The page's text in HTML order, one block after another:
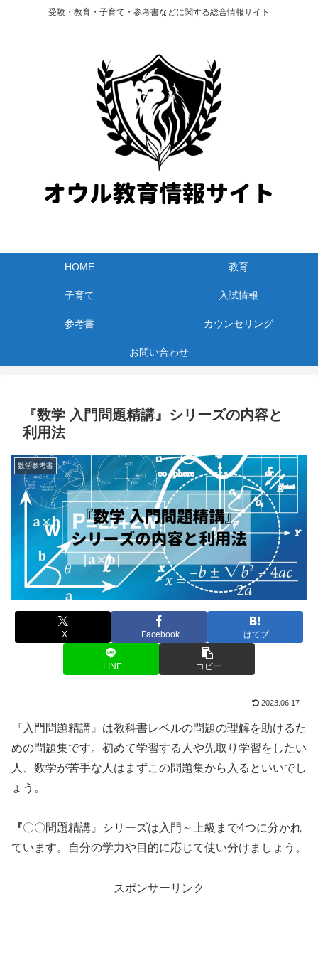
受験・教育・子育て・参考書などに関する総合情報サイト
HOME 教育
子育て 入試情報
参考書 カウンセリング
お問い合わせ
『数学 入門問題精講』シリーズの内容と
利用法
数学参考書
X Facebook はてブ
LINE コピー
2023.06.17
『入門問題精講』は教科書レベルの問題の理解を助けるた
めの問題集です。初めて学習する人や先取り学習をしたい
人、数学が苦手な人はまずこの問題集から入るといいでし
ょう。
『〇〇問題精講』シリーズは入門～上級まで4つに分かれ
ています。自分の学力や目的に応じて使い分けましょう。
スポンサーリンク